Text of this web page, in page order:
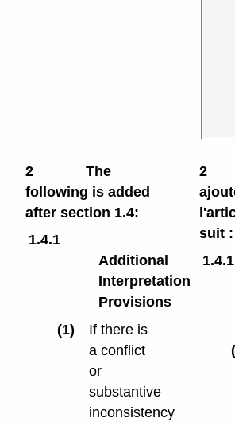
2
The
following is added
after section 1.4:
1.4.1
Additional
Interpretation
Provisions
(1)
If there is
a conflict
or
substantive
inconsistency
2
suit :
1.4.1